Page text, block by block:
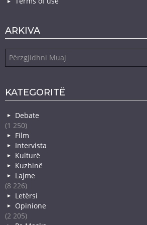
ARKIVA
KATEGORITË
Debate
(1 250)
Film
Intervista
Kulturë
Kuzhinë
Lajme
(8 226)
Letërsi
Opinione
(2 205)